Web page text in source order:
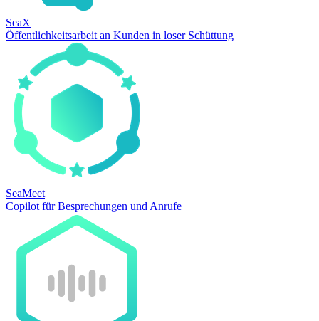
SeaX
Öffentlichkeitsarbeit an Kunden in loser Schüttung
SeaMeet
Copilot für Besprechungen und Anrufe